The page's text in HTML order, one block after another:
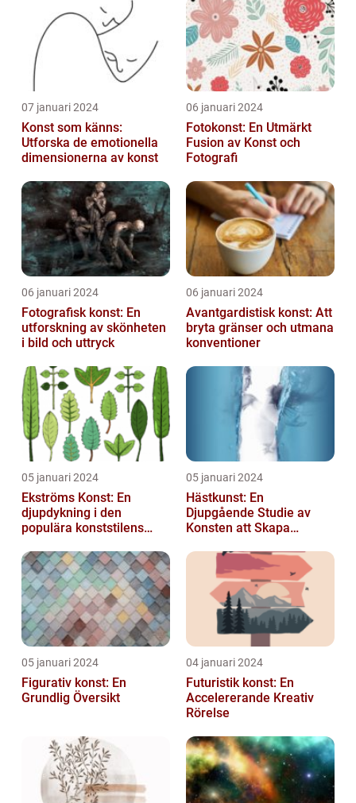
07 januari 2024
Konst som känns:
Utforska de emotionella
dimensionerna av konst
06 januari 2024
Fotokonst: En Utmärkt
Fusion av Konst och
Fotografi
06 januari 2024
Fotografisk konst: En
utforskning av skönheten
i bild och uttryck
06 januari 2024
Avantgardistisk konst: Att
bryta gränser och utmana
konventioner
05 januari 2024
Ekströms Konst: En
djupdykning i den
populära konststilens
05 januari 2024
Hästkunst: En
Djupgående Studie av
Konsten att Skapa
05 januari 2024
Figurativ konst: En
Grundlig Översikt
04 januari 2024
Futuristik konst: En
Accelererande Kreativ
Rörelse